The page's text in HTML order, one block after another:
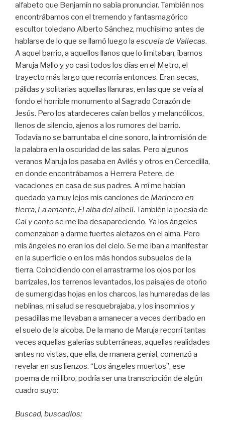
alfabeto que Benjamín no sabía pronunciar. También nos
encontrábamos con el tremendo y fantasmagórico
escultor toledano Alberto Sánchez, muchísimo antes de
hablarse de lo que se llamó luego la escuela de Vallecas.
A aquel barrio, a aquellos llanos que lo limitaban, íbamos
Maruja Mallo y yo casi todos los días en el Metro, el
trayecto más largo que recorría entonces. Eran secas,
pálidas y solitarias aquellas llanuras, en las que se veía al
fondo el horrible monumento al Sagrado Corazón de
Jesús. Pero los atardeceres caían bellos y melancólicos,
llenos de silencio, ajenos a los rumores del barrio.
Todavía no se barruntaba el cine sonoro, la intromisión de
la palabra en la oscuridad de las salas. Pero algunos
veranos Maruja los pasaba en Avilés y otros en Cercedilla,
en donde encontrábamos a Herrera Petere, de
vacaciones en casa de sus padres. A mí me habían
quedado ya muy lejos mis canciones de Marinero en
tierra, La amante, El alba del alhelí. También la poesía de
Cal y cantose me iba desapareciendo. Ya los ángeles
comenzaban a darme fuertes aletazos en el alma. Pero
mis ángeles no eran los del cielo. Se me iban a manifestar
en la superficie o en los más hondos subsuelos de la
tierra. Coincidiendo con el arrastrarme los ojos por los
barrizales, los terrenos levantados, los paisajes de otoño
de sumergidas hojas en los charcos, las humaredas de las
neblinas, mi salud se resquebrajaba, y los insomnios y
pesadillas me llevaban a amanecer a veces derribado en
el suelo de la alcoba. De la mano de Maruja recorrí tantas
veces aquellas galerías subterráneas, aquellas realidades
antes no vistas, que ella, de manera genial, comenzó a
revelar en sus lienzos. “Los ángeles muertos”, ese
poema de mi libro, podría ser una transcripción de algún
cuadro suyo:
Buscad, buscadIos: